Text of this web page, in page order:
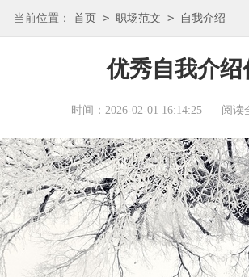
当前位置： 首页 > 职场范文 > 自我介绍
优秀自我介绍
时间：2026-02-01 16:14:25 阅读